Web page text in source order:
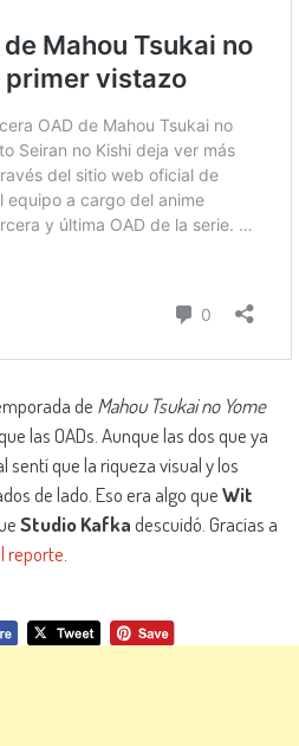
de Mahou Tsukai no Yome
las OADs. Aunque las dos que ya
que la riqueza visual y los
de lado. Eso era algo queWit
Studio Kafkadescuidó. Gracias a
reporte